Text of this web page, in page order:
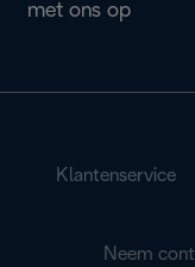
met ons op
Klantenservice
Neem